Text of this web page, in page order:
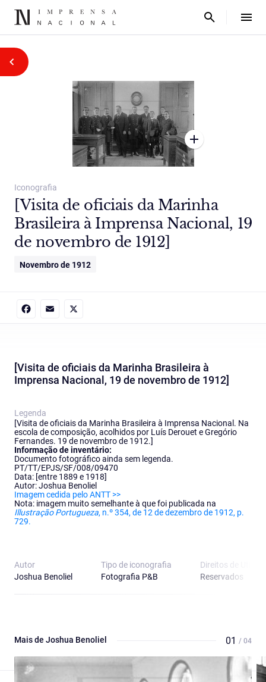
Iconografia
[Visita de oficiais da Marinha
Brasileira à Imprensa Nacional, 19
de novembro de 1912]
Novembro de 1912
[Visita de oficiais da Marinha Brasileira à
Imprensa Nacional, 19 de novembro de 1912]
Legenda
[Visita de oficiais da Marinha Brasileira à Imprensa Nacional. Na
escola de composição, acolhidos por Luís Derouet e Gregório
Fernandes. 19 de novembro de 1912.]
Informação de inventário:
Documento fotográfico ainda sem legenda.
PT/TT/EPJS/SF/008/09470
Data: [entre 1889 e 1918]
Autor: Joshua Benoliel
Imagem cedida pelo ANTT >>
Nota: imagem muito semelhante à que foi publicada na
Illustração Portugueza, n.º 354, de 12 de dezembro de 1912, p.
729.
Autor
Joshua Benoliel
Tipo de iconografia
Fotografia P&B
Direitos de
Reservados
Mais de Joshua Benoliel 01 / 04